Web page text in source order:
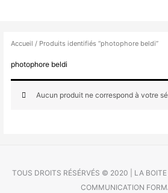
Accueil / Produits identifiés “photophore beldi”
photophore beldi
Aucun produit ne correspond à votre
TOUS DROITS RÉSÉRVÉS © 2020 | LA BOITE
COMMUNICATION